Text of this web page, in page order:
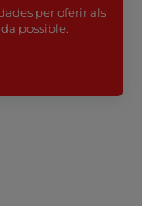
per oferir als
possible.